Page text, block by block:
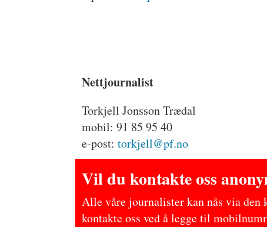
Nettjournalist
Torkjell Jonsson Trædal
mobil: 91 85 95 40
e-post:torkjell@pf.no
Vil du kontakte oss
Alle våre journalister kan nås via den
kontakte oss ved å legge til